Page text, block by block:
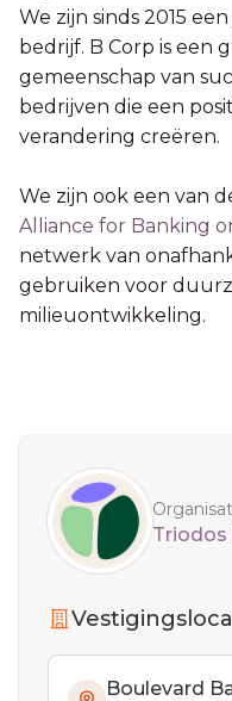
We zijn sinds 2015
bedrijf. B Corp is een
gemeenschap van
bedrijven die een
verandering creëren.
We zijn ook een van
Alliance for Banking
netwerk van
gebruiken voor
milieuontwikkeling.
Triodos
Boulevard